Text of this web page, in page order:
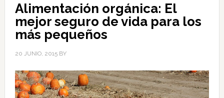
Alimentación orgánica: El
mejor seguro de vida para los
más pequeños
20 JUNIO, 2015BY